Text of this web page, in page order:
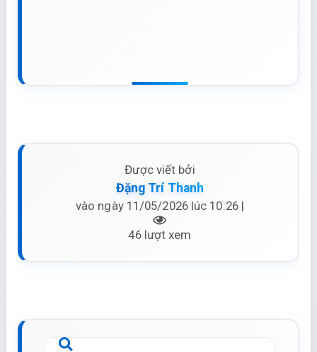
Được viết bởi
Đặng Trí Thanh
vào ngày 11/05/2026 lúc 10:26 |
46 lượt xem